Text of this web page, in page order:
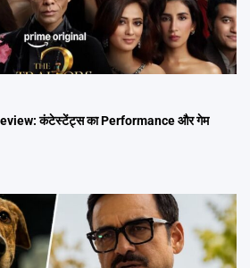
कंटेस्टेंट्स का Performance और गेम